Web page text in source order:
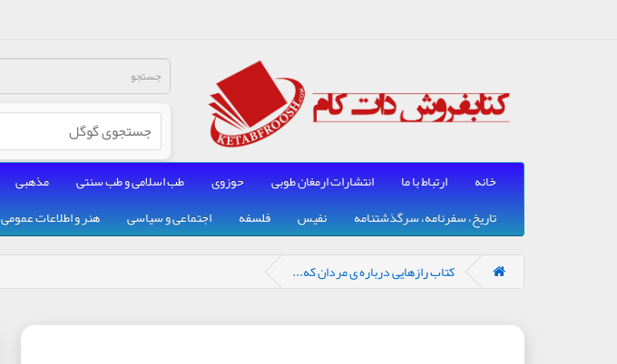
خانه ارتباط با ما انتشارات ارمغان طوبی حوزوی طب اسلامی و طب سنتی مذهبی
تاریخ، سفرنامه، سرگذشتنامه
نفیس فلسفه اجتماعی و سیاسی هنر و اطلاعات عمومی
کتاب رازهایی درباره ی مردان که...